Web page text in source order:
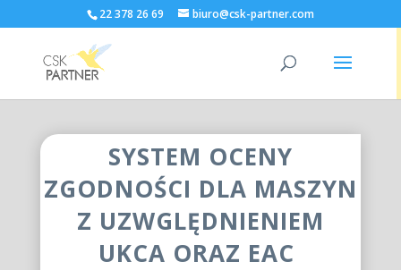
22 378 26 69 biuro@csk-partner.com
SYSTEM OCENY
ZGODNOŚCI DLA MASZYN
Z UZWGLĘDNIENIEM
UKCA ORAZ EAC